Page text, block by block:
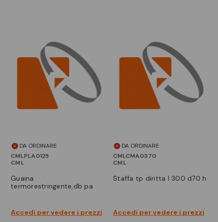
DA ORDINARE
CMLPLA0125
CML
guaina
termorestringente,db pa
Accedi per vedere i prezzi
DA ORDINARE
CMLCMA0370
CML
staffa tp diritta l 300 d70 h
Accedi per vedere i prezzi